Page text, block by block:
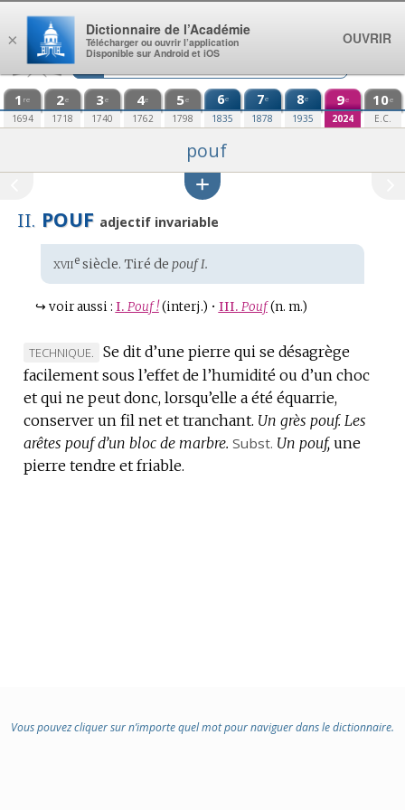
Aller au contenu
1 re
1694
2e
1718
3e
1740
4e
1762
5e
1798
6e
1835
7e
1878
8e
1935
9e
2024
10e
E.C.
pouf
II. POUF adjectif invariable
Étymologie
:
xviiesiècle. Tiré de pouf I.
↪ voir aussi : I. Pouf ! (interj.) • III. Pouf (n. m.)
MARQUE
DE
DOMAINE
:
TECHNIQUE.
Se dit d’une pierre qui se désagrège
facilement sous l’effet de l’humidité ou d’un choc
et qui ne peut donc, lorsqu’elle a été équarrie,
conserver un fil net et tranchant. Un grès pouf. Les
arêtes pouf d’un bloc de marbre. Subst. Un pouf, une
pierre tendre et friable.
Vous pouvez cliquer sur n’importe quel mot pour naviguer dans le dictionnaire.
×
Dictionnaire de l’Académie
Télécharger ou ouvrir l’application
Disponible sur Android et iOS
OUVRIR